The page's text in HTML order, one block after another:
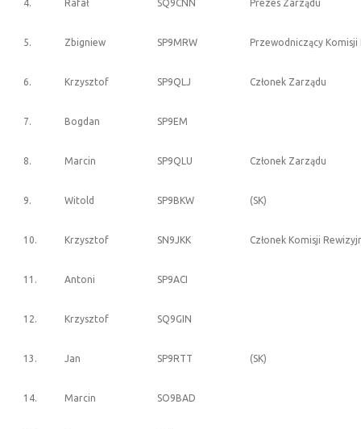
4. Rafał SQ9CNN Prezes Zarządu
5. Zbigniew SP9MRW Przewodniczący Komisji
6. Krzysztof SP9QLJ Członek Zarządu
7. Bogdan SP9EM
8. Marcin SP9QLU Członek Zarządu
9. Witold SP9BKW (SK)
10. Krzysztof SN9JKK Członek Komisji
11. Antoni SP9ACI
12. Krzysztof SQ9GIN
13. Jan SP9RTT (SK)
14. Marcin SO9BAD